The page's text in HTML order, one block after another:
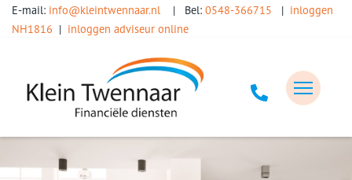
E-mail: info@kleintwennaar.nl | Bel: 0548-366715 | inloggen
NH1816 | inloggen adviseur online